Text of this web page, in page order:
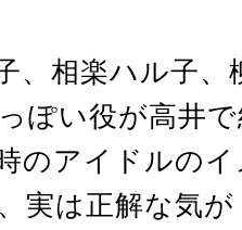
、相楽ハル子、
ぽい役が高井
のアイドルの
実は正解な気